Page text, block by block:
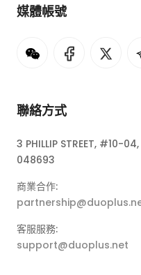
媒體帳號
聯絡方式
3 PHILLIP STREET, #10-
048693
商業合作:
客服服務:
support@duoplus.net